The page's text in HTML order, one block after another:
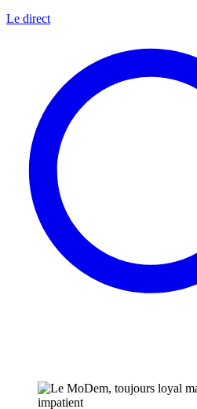
Le direct